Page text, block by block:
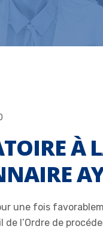
À
une fois
de l’Ordre de